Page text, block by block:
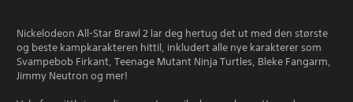
Nickelodeon All-Star Brawl 2 lar deg hertug det ut med den største
og beste kampkarakteren hittil, inkludert alle nye karakterer som
Svampebob Firkant, Teenage Mutant Ninja Turtles, Bleke Fangarm,
Jimmy Neutron og mer!